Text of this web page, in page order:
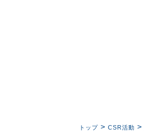
トップ> CSR活動 >